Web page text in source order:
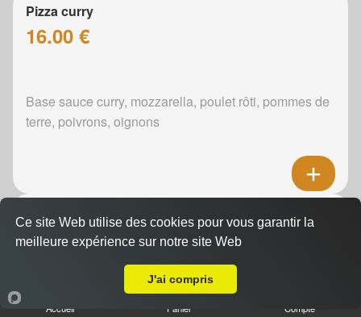
Pizza curry
16.00 €
Base sauce curry, mozzarella, poulet rôti, pommes de
terre, poivrons, oignons
Pizza boursin
16.00 €
Boursin, mozzarella, poulet rôti, pommes de terre,
Accueil Panier Compte
Ce site Web utilise des cookies pour vous garantir la
meilleure expérience sur notre site Web
J'ai compris